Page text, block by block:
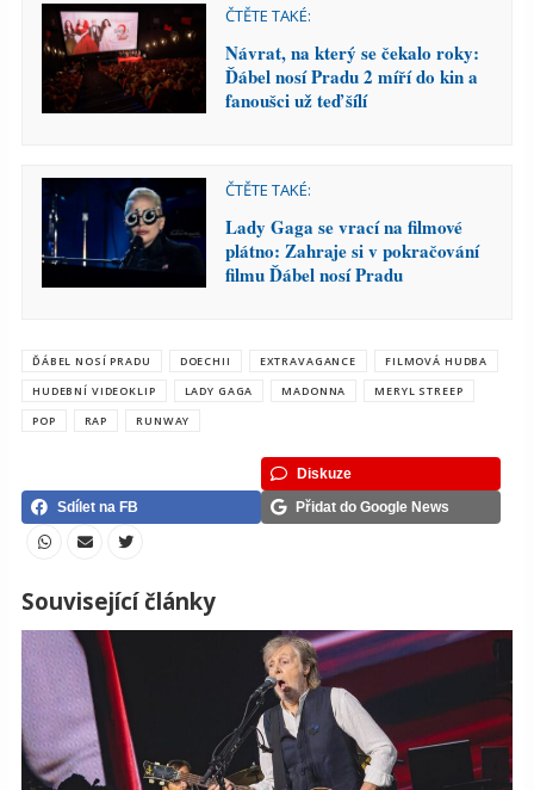
ČTĚTE TAKÉ:
Návrat, na který se čekalo roky:
Ďábel nosí Pradu 2 míří do kin a
fanoušci už teď šílí
ČTĚTE TAKÉ:
Lady Gaga se vrací na filmové
plátno: Zahraje si v pokračování
filmu Ďábel nosí Pradu
ĎÁBEL NOSÍ PRADU DOECHII EXTRAVAGANCE
FILMOVÁ HUDBA
HUDEBNÍ VIDEOKLIP
LADY GAGA MADONNA
MERYL STREEP
POP
RAP RUNWAY
Diskuze
Sdílet na FB
Přidat do Google News
Související články